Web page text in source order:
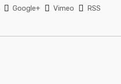
Google+ Vimeo RSS